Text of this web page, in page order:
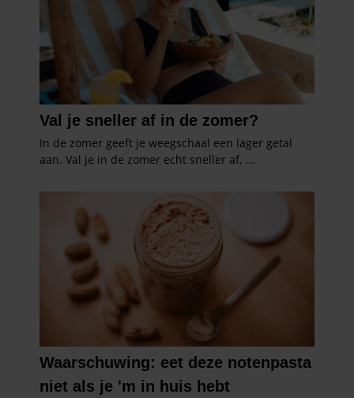
partners kunnen deze gegevens combineren met andere
informatie die u aan ze heeft verstrekt of die ze hebben
verzameld op basis van uw gebruik van hun services. U
gaat akkoord met onze cookies als u onze website blijft
gebruiken.